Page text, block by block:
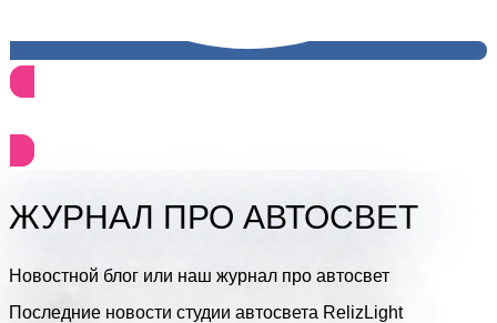
ЖУРНАЛ ПРО АВТОСВЕТ
Новостной блог или наш журнал про автосвет
Последние новости студии автосвета RelizLight